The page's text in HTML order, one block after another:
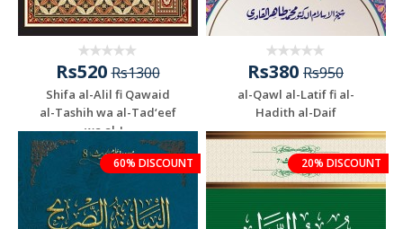
Rs520Rs1300
Shifa al-Alil fi Qawaid
al-Tashih wa al-Tad‘eef
wa al-J...
Rs380 Rs950
al-Qawl al-Latif fi al-
Hadith al-Daif
60% DISCOUNT 20% DISCOUNT